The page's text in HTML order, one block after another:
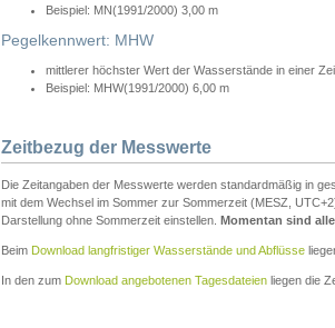
Beispiel: MN(1991/2000) 3,00 m
Pegelkennwert: MHW
mittlerer höchster Wert der Wasserstände in einer
Beispiel: MHW(1991/2000) 6,00 m
Zeitbezug der Messwerte
Die Zeitangaben der Messwerte werden standardmäßig in
mit dem Wechsel im Sommer zur Sommerzeit (MESZ,
Darstellung ohne Sommerzeit einstellen. Momentan sind
Beim Download langfristiger Wasserstände und Abflüsse
In den zum Download angebotenen Tagesdateien liegen die